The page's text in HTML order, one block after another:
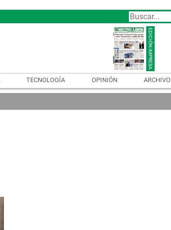
TECNOLOGÍA OPINIÓN ARCHIVO